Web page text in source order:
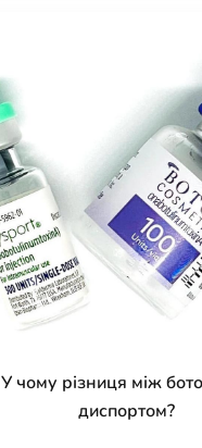
У чому різниця між
диспортом?